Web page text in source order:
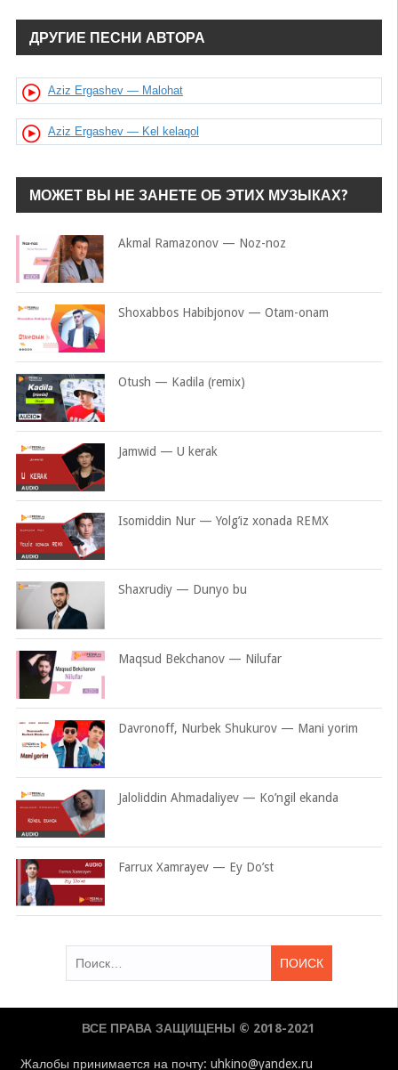
ДРУГИЕ ПЕСНИ АВТОРА
Aziz Ergashev — Malohat
Aziz Ergashev — Kel kelaqol
МОЖЕТ ВЫ НЕ ЗАНЕТЕ ОБ ЭТИХ МУЗЫКАХ?
Akmal Ramazonov — Noz-noz
Shoxabbos Habibjonov — Otam-onam
Otush — Kadila (remix)
Jamwid — U kerak
Isomiddin Nur — Yolg’iz xonada REMX
Shaxrudiy — Dunyo bu
Maqsud Bekchanov — Nilufar
Davronoff, Nurbek Shukurov — Mani yorim
Jaloliddin Ahmadaliyev — Ko’ngil ekanda
Farrux Xamrayev — Ey Do’st
ВСЕ ПРАВА ЗАЩИЩЕНЫ © 2018-2021
Жалобы принимается на почту: uhkino@yandex.ru